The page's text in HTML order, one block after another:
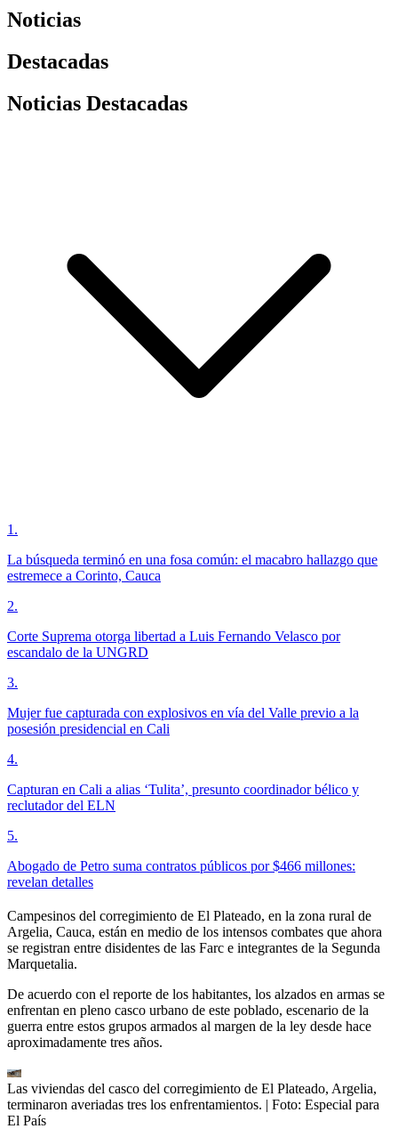
Noticias
Destacadas
Noticias Destacadas
1 .
La búsqueda terminó en una fosa común: el macabro hallazgo que
estremece a Corinto, Cauca
2.
Corte Suprema otorga libertad a Luis Fernando Velasco por
escandalo de la UNGRD
3.
Mujer fue capturada con explosivos en vía del Valle previo a la
posesión presidencial en Cali
4.
Capturan en Cali a alias ‘Tulita’, presunto coordinador bélico y
reclutador del ELN
5.
Abogado de Petro suma contratos públicos por $466 millones:
revelan detalles
Campesinos del corregimiento de El Plateado, en la zona rural de
Argelia, Cauca, están en medio de los intensos combates que ahora
se registran entre disidentes de las Farc e integrantes de la Segunda
Marquetalia.
De acuerdo con el reporte de los habitantes, los alzados en armas se
enfrentan en pleno casco urbano de este poblado, escenario de la
guerra entre estos grupos armados al margen de la ley desde hace
aproximadamente tres años.
Las viviendas del casco del corregimiento de El Plateado, Argelia,
terminaron averiadas tres los enfrentamientos. | Foto: Especial para
El País